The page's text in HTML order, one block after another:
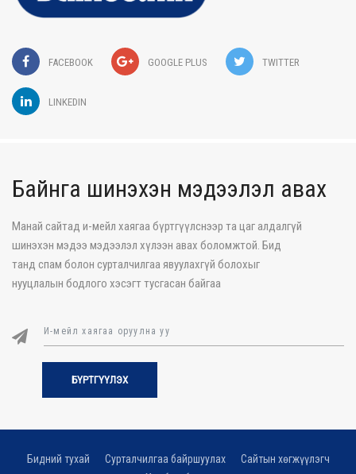
FACEBOOK GOOGLE PLUS TWITTER
LINKEDIN
Байнга шинэхэн мэдээлэл авах
Манай сайтад и-мейл хаягаа бүртгүүлснээр та цаг алдалгүй
шинэхэн мэдээ мэдээлэл хүлээн авах боломжтой. Бид
танд спам болон сурталчилгаа явуулахгүй болохыг
нууцлалын бодлого хэсэгт тусгасан байгаа
БҮРТГҮҮЛЭХ
Бидний тухай Сурталчилгаа байршуулах
Сайтын хөгжүүлэгч